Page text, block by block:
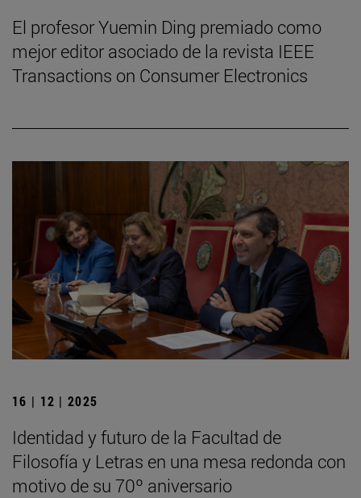
El profesor Yuemin Ding premiado como
mejor editor asociado de la revista IEEE
Transactions on Consumer Electronics
16 | 12 | 2025
Identidad y futuro de la Facultad de
Filosofía y Letras en una mesa redonda con
motivo de su 70º aniversario